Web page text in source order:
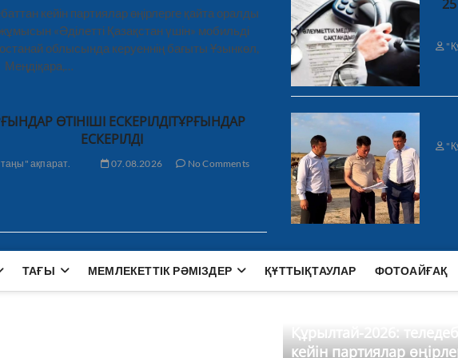
кейін партиялар өңірлерге қайта оралды
«Әділетті Қазақстан үшін» мобильді
облысында керуеннің бағыты Ұзынкөл,
Меңдіқара,…
ӨТІНІШІ ЕСКЕРІЛДІТҰРҒЫНДАР
ЕСКЕРІЛДІ
ақпарат. 07.08.2026 No Comments
ТАҒЫ МЕМЛЕКЕТТІК РӘМІЗДЕР ҚҰТТЫҚТАУЛАР ФОТОАЙҒАҚ
Құрылтай-2026:
кейін партиялар